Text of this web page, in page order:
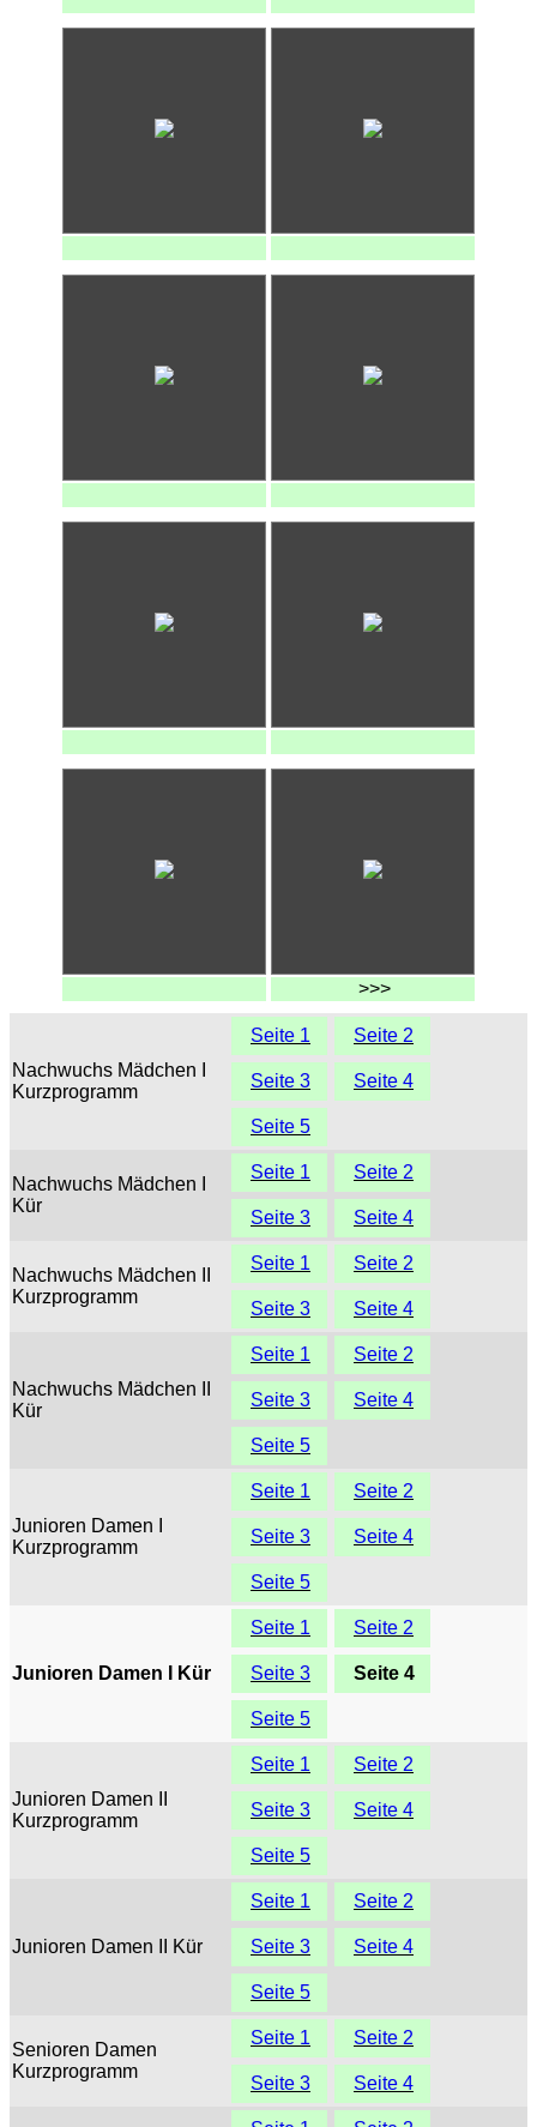
>>>
Nachwuchs Mädchen I
Kurzprogramm
Seite 1 Seite 2
Seite 3 Seite 4
Seite 5
Nachwuchs Mädchen I
Kür
Seite 1 Seite 2
Seite 3 Seite 4
Nachwuchs Mädchen II
Kurzprogramm
Seite 1 Seite 2
Seite 3 Seite 4
Nachwuchs Mädchen II
Kür
Seite 1 Seite 2
Seite 3 Seite 4
Seite 5
Junioren Damen I
Kurzprogramm
Seite 1 Seite 2
Seite 3 Seite 4
Seite 5
Junioren Damen I Kür
Seite 1 Seite 2
Seite 3 Seite 4
Seite 5
Junioren Damen II
Kurzprogramm
Seite 1 Seite 2
Seite 3 Seite 4
Seite 5
Junioren Damen II Kür
Seite 1 Seite 2
Seite 3 Seite 4
Seite 5
Senioren Damen
Kurzprogramm
Seite 1 Seite 2
Seite 3 Seite 4